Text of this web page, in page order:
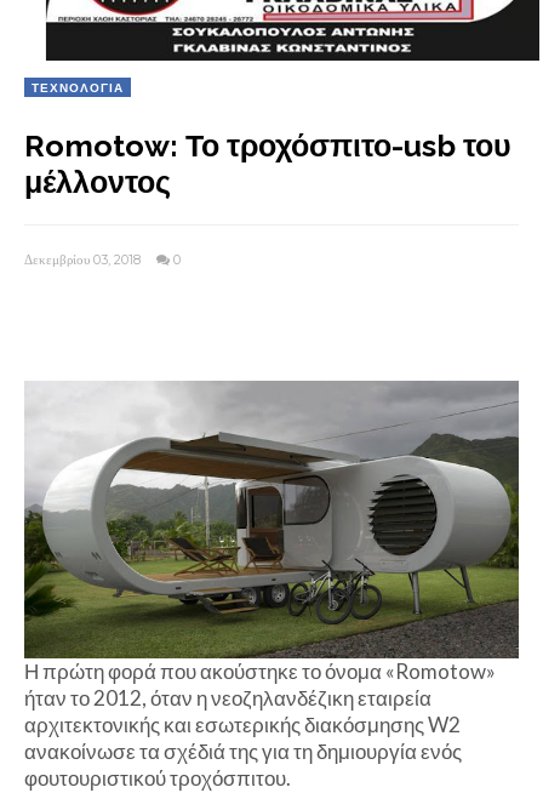
ΤΕΧΝΟΛΟΓΙΑ
Romotow: Το τροχόσπιτο-usb του
μέλλοντος
Δεκεμβρίου 03, 2018 0
Η πρώτη φορά που ακούστηκε το όνομα «Romotow»
ήταν το 2012, όταν η νεοζηλανδέζικη εταιρεία
αρχιτεκτονικής και εσωτερικής διακόσμησης W2
ανακοίνωσε τα σχέδιά της για τη δημιουργία ενός
φουτουριστικού τροχόσπιτου.